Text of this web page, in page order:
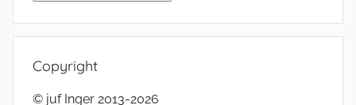
Copyright
© juf Inger 2013-2026